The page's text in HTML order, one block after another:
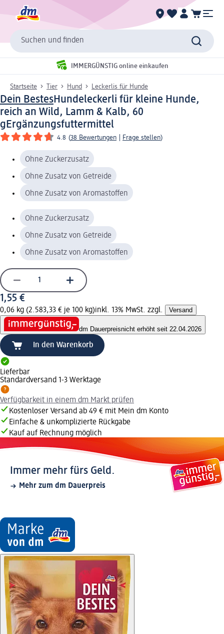
Suchen und finden
IMMERGÜNSTIG online einkaufen
Startseite Tier Hund Leckerlis für Hunde
Dein BestesHundeleckerli für kleine Hunde,
reich an Wild, Lamm & Kalb, 60
gErgänzungsfuttermittel
4.8 (38 Bewertungen Frage stellen)
Ohne Zuckerzusatz
Ohne Zusatz von Getreide
Ohne Zusatz von Aromastoffen
Ohne Zuckerzusatz
Ohne Zusatz von Getreide
Ohne Zusatz von Aromastoffen
1,55 €
0,06 kg (2.583,33 € je 100 kg)inkl. 13% MwSt. zzgl. Versand
dm Dauerpreisnicht erhöht seit 22.04.2026
In den Warenkorb
Lieferbar
Standardversand 1-3 Werktage
Verfügbarkeit in einem dm Markt prüfen
Kostenloser Versand ab 49 € mit Mein dm Konto
Einfache & unkomplizierte Rückgabe
Kauf auf Rechnung möglich
Immer mehr fürs Geld.
Mehr zum dm Dauerpreis